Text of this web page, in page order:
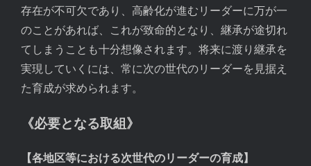
存在が不可欠であり、高齢化が進むリーダーに万が一
のことがあれば、これが致命的となり、継承が途切れ
てしまうことも十分想像されます。将来に渡り継承を
実現していくには、常に次の世代のリーダーを見据え
た育成が求められます。
《必要となる取組》
【各地区等における次世代のリーダーの育成】